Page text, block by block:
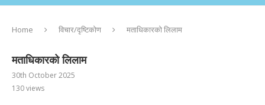
Home विचार/दृष्टिकोण मताधिकारको लिलाम
मताधिकारको लिलाम
30th October 2025
130views